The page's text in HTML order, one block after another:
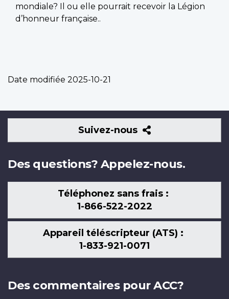
mondiale? Il ou elle pourrait recevoir la Légion
d’honneur française..
Date modifiée 2025-10-21
Suivez-nous
Suivez-
nous
Des questions? Appelez-nous.
Téléphonez sans frais :
1-866-522-2022
Appareil téléscripteur (ATS) :
1-833-921-0071
Des commentaires pour ACC?